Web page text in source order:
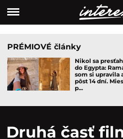
PRÉMIOVÉ články
Nikol sa
do Egypta:
som si upravila
pôst 14 dní.
p...
Druhá časť